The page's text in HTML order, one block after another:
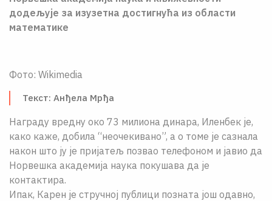
О НАМА
LAT
додељује за изузетна достигнућа из области
математике
Фото: Wikimedia
Текст: Анђела Мрђа
Награду вредну око 73 милиона динара, Иленбек је,
како каже, добила “неочекивано”, а о томе је сазнала
након што ју је пријатељ позвао телефоном и јавио да
Норвешка академија наука покушава да је
контактира.
Ипак, Карен је стручној публици позната још одавно,